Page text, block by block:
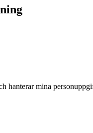
hanterar mina